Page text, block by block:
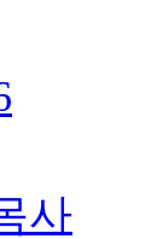
사